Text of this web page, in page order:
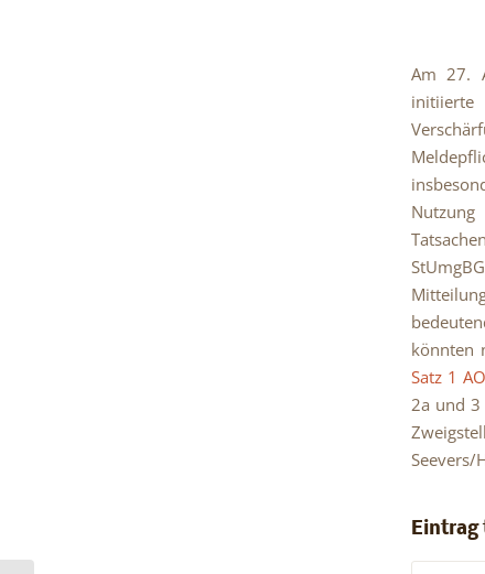
Am 27.
initiierte
könnten
Satz 1 AO
2a und 3
Seevers/
Eintrag